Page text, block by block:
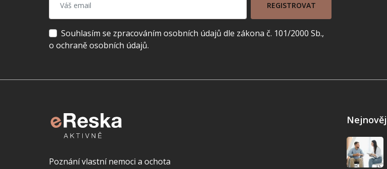
REGISTROVAT
Souhlasím se zpracováním osobních údajů dle zákona č. 101/2000 Sb.,
o ochraně osobních údajů.
Poznání vlastní nemoci a ochota